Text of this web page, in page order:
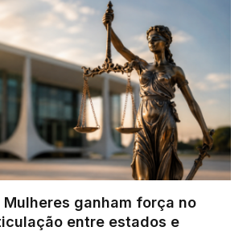
ganham força no
entre estados e